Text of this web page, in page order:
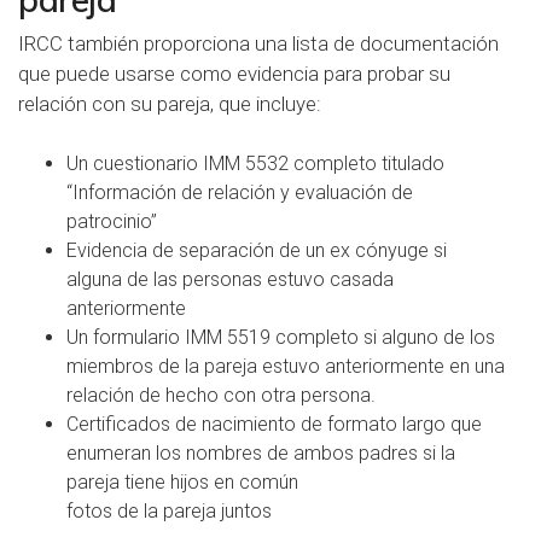
IRCC también proporciona una lista de documentación
que puede usarse como evidencia para probar su
relación con su pareja, que incluye:
Un cuestionario IMM 5532 completo titulado
“Información de relación y evaluación de
patrocinio”
Evidencia de separación de un ex cónyuge si
alguna de las personas estuvo casada
anteriormente
Un formulario IMM 5519 completo si alguno de los
miembros de la pareja estuvo anteriormente en una
relación de hecho con otra persona.
Certificados de nacimiento de formato largo que
enumeran los nombres de ambos padres si la
pareja tiene hijos en común
fotos de la pareja juntos